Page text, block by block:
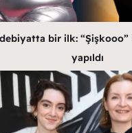
bir ilk: “Şişkooo”
yapıldı